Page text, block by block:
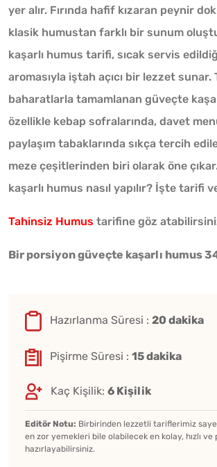
yer alır. Fırında hafif kızaran peynir
klasik humustan farklı bir sunum
kaşarlı humus tarifi, sıcak servis
aromasıyla iştah açıcı bir lezzet sunar.
baharatlarla tamamlanan güveçte
özellikle kebap sofralarında, davet
paylaşım tabaklarında sıkça tercih
meze çeşitlerinden biri olarak öne
kaşarlı humus nasıl yapılır? İşte tarifi
Tahinsiz Humus tarifine göz
Bir porsiyon güveçte kaşarlı humus
Hazırlanma Süresi : 20 dakika
Pişirme Süresi : 15 dakika
Kaç Kişilik: 6 Kişilik
Editör Notu: Birbirinden lezzetli tariflerimiz
en zor yemekleri bile olabilecek en kolay, hızlı ve
hazırlayabilirsiniz.